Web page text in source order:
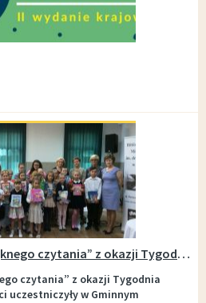
XIII Gminny Konkurs „Pięknego czytania” z okazji Tygodnia Bibliotek
czytania” z okazji Tygodnia
uczestniczyły w Gminnym